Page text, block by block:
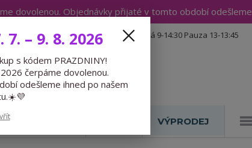
dovolenou. Objednávky přijaté v tomto období
Hledat
Expedice 775 866 913 Po-Čt 9-15:30 Pá 9-14:30 Pauza 13-13:45
VÝPRODEJ
7. – 9. 8. 2026
s kódem PRAZDNINY!
čerpáme dovolenou.
odešleme ihned po našem